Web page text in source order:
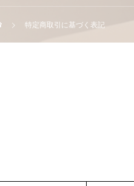
特定商取引に基づく表記